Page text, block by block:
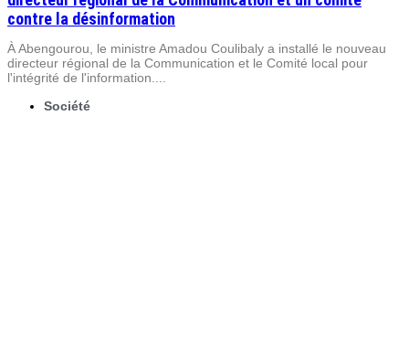
contre la désinformation
À Abengourou, le ministre Amadou Coulibaly a installé le nouveau
directeur régional de la Communication et le Comité local pour
l'intégrité de l'information....
Société